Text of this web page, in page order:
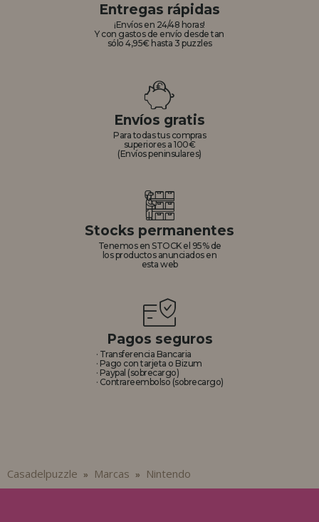
Entregas rápidas
¡Envíos en 24/48 horas!
Y con gastos de envío desde tan
sólo 4,95€ hasta 3 puzzles
Envíos gratis
Para todas tus compras
superiores a 100€
(Envíos peninsulares)
Stocks permanentes
Tenemos en STOCK el 95% de
los productos anunciados en
esta web
Pagos seguros
· Transferencia Bancaria
· Pago con tarjeta o Bizum
· Paypal (sobrecargo)
· Contrareembolso (sobrecargo)
Casadelpuzzle » Marcas » Nintendo